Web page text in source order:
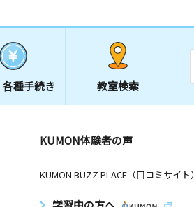
各種手続き 教室検索
KUMON体験者の声
KUMON BUZZ PLACE（口コミサイト）